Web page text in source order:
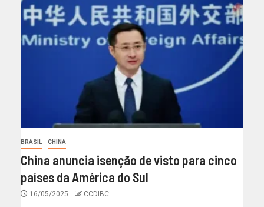
BRASIL CHINA
China anuncia isenção de visto para cinco
países da América do Sul
16/05/2025 CCDIBC